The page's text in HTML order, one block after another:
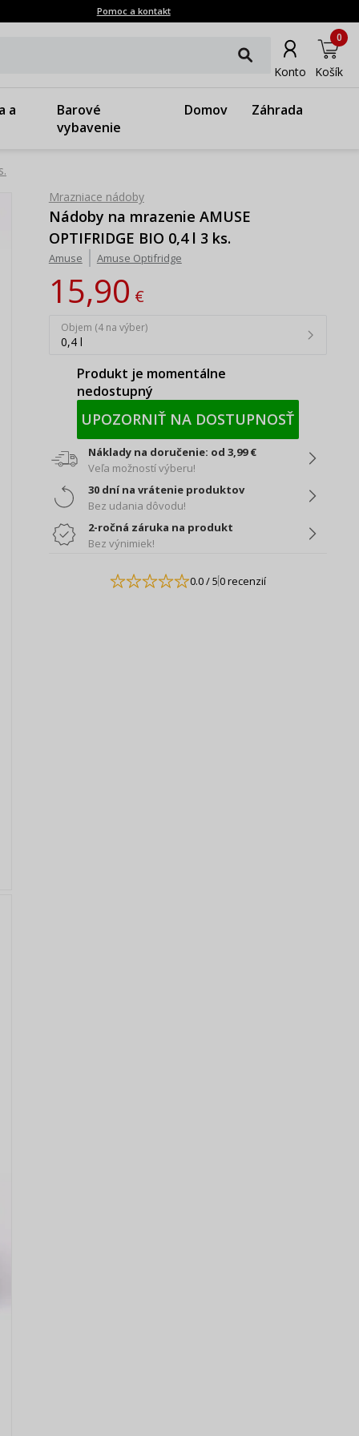
Pomoc a kontakt
Konto Košík
0
a
Barové
vybavenie
Domov Záhrada
Mrazniace nádoby
Nádoby na mrazenie AMUSE
OPTIFRIDGE BIO 0,4 l 3 ks.
Amuse Amuse Optifridge
15,90€
Objem (4 na výber)
0,4 l
Produkt je momentálne
nedostupný
UPOZORNIŤ NA DOSTUPNOSŤ
Náklady na doručenie: od 3,99 €
Veľa možností výberu!
30 dní na vrátenie produktov
Bez udania dôvodu!
2-ročná záruka na produkt
Bez výnimiek!
0.0/ 50 recenzií